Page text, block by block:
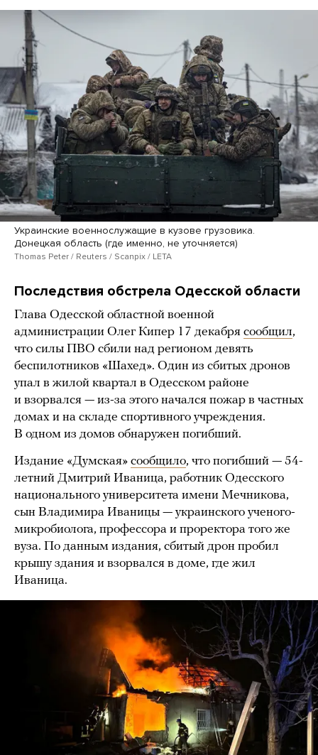
Украинские военнослужащие в кузове грузовика.
Донецкая область (где именно, не уточняется)
Thomas Peter / Reuters / Scanpix / LETA
Последствия обстрела Одесской области
Глава Одесской областной военной
администрации Олег Кипер 17 декабря сообщил,
что силы ПВО сбили над регионом девять
беспилотников «Шахед». Один из сбитых дронов
упал в жилой квартал в Одесском районе
и взорвался — из-за этого начался пожар в частных
домах и на складе спортивного учреждения.
В одном из домов обнаружен погибший.
Издание «Думская» сообщило, что погибший — 54-
летний Дмитрий Иваница, работник Одесского
национального университета имени Мечникова,
сын Владимира Иваницы — украинского ученого-
микробиолога, профессора и проректора того же
вуза. По данным издания, сбитый дрон пробил
крышу здания и взорвался в доме, где жил
Иваница.